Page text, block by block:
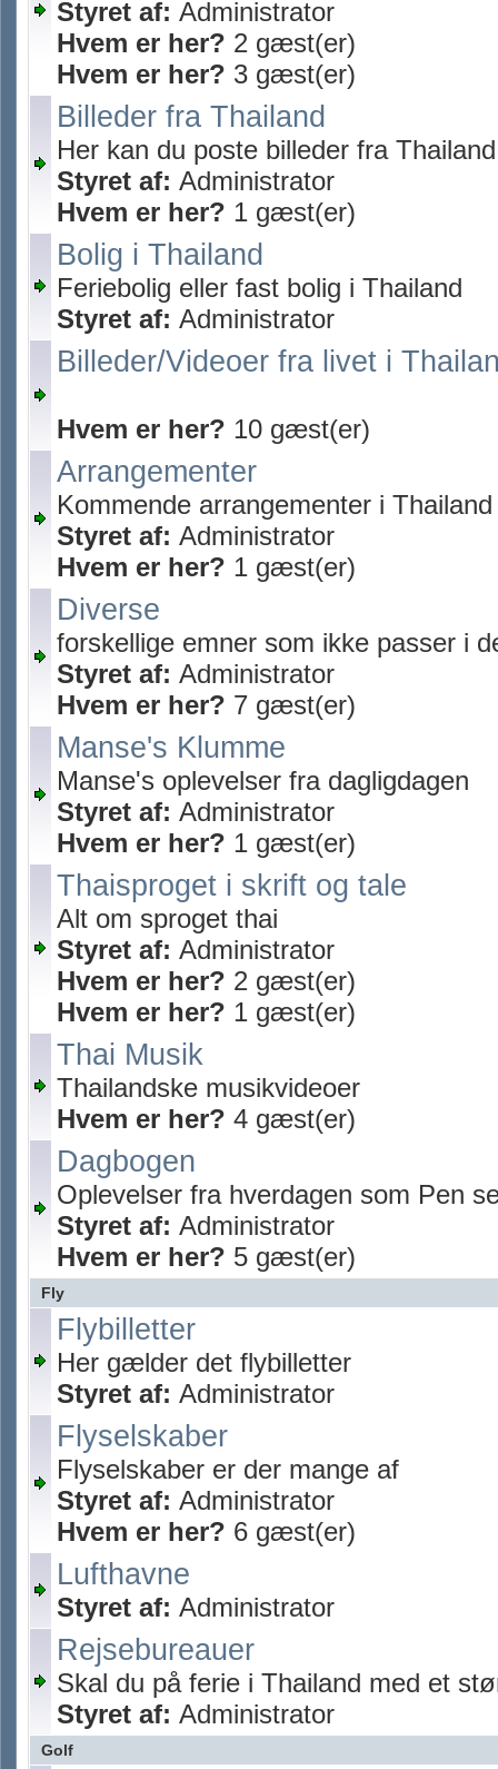
Styret af: Administrator
Hvem er her? 2 gæst(er)
Hvem er her? 3 gæst(er)
Billeder fra Thailand
Her kan du poste billeder fra Thailand
Styret af: Administrator
Hvem er her? 1 gæst(er)
Bolig i Thailand
Feriebolig eller fast bolig i Thailand
Styret af: Administrator
Billeder/Videoer fra livet i
Hvem er her? 10 gæst(er)
Arrangementer
Kommende arrangementer i Thailand
Styret af: Administrator
Hvem er her? 1 gæst(er)
Diverse
forskellige emner som ikke passer i
Styret af: Administrator
Hvem er her? 7 gæst(er)
Manse's Klumme
Manse's oplevelser fra dagligdagen
Styret af: Administrator
Hvem er her? 1 gæst(er)
Thaisproget i skrift og tale
Alt om sproget thai
Styret af: Administrator
Hvem er her? 2 gæst(er)
Hvem er her? 1 gæst(er)
Thai Musik
Thailandske musikvideoer
Hvem er her? 4 gæst(er)
Dagbogen
Oplevelser fra hverdagen som Pen
Styret af: Administrator
Hvem er her? 5 gæst(er)
Fly
Flybilletter
Her gælder det flybilletter
Styret af: Administrator
Flyselskaber
Flyselskaber er der mange af
Styret af: Administrator
Hvem er her? 6 gæst(er)
Lufthavne
Styret af: Administrator
Rejsebureauer
Skal du på ferie i Thailand med et
Styret af: Administrator
Golf